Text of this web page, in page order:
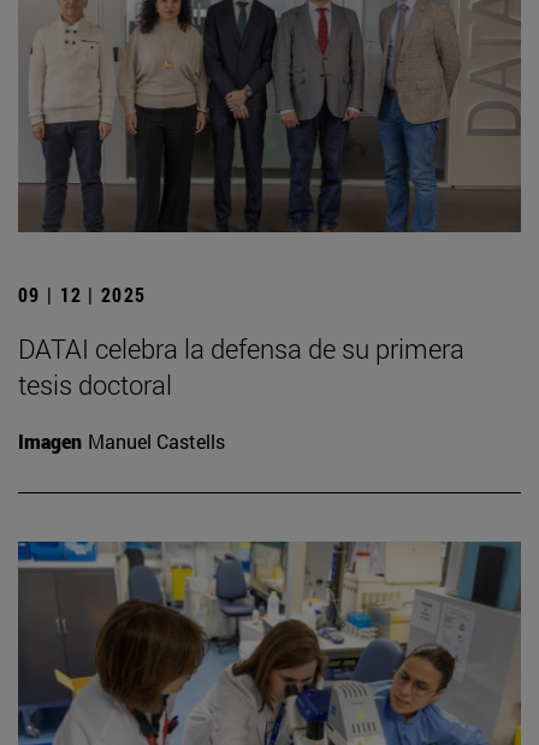
09 | 12 | 2025
DATAI celebra la defensa de su primera
tesis doctoral
Imagen Manuel Castells